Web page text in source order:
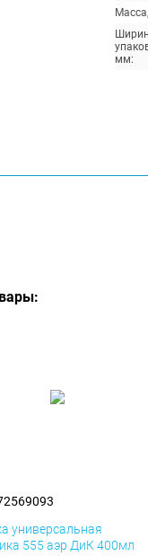
мм:
универсальная
555 аэр ДиК 400мл